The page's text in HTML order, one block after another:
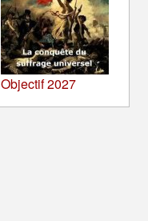
Objectif 2027